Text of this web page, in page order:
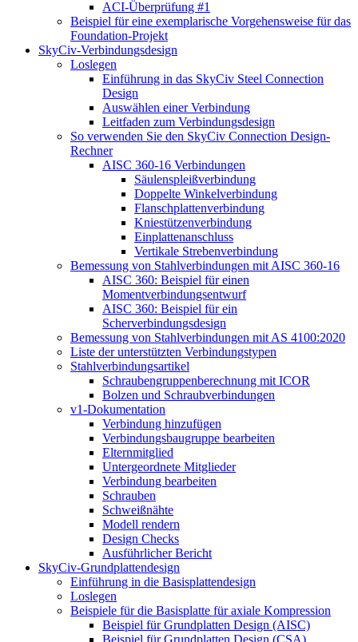
ACI-Überprüfung #1
Beispiel für eine exemplarische Vorgehensweise für das
Foundation-Projekt
SkyCiv-Verbindungsdesign
Loslegen
Einführung in das SkyCiv Steel Connection
Design
Auswählen einer Verbindung
Leitfaden zum Verbindungsdesign
So verwenden Sie den SkyCiv Connection Design-
Rechner
AISC 360-16 Verbindungen
Säulenspleißverbindung
Doppelte Winkelverbindung
Flanschplattenverbindung
Kniestützenverbindung
Einplattenanschluss
Vertikale Strebenverbindung
Bemessung von Stahlverbindungen mit AISC 360-16
AISC 360: Beispiel für einen
Momentverbindungsentwurf
AISC 360: Beispiel für ein
Scherverbindungsdesign
Bemessung von Stahlverbindungen mit AS 4100:2020
Liste der unterstützten Verbindungstypen
Stahlverbindungsartikel
Schraubengruppenberechnung mit ICOR
Bolzen und Schraubverbindungen
v1-Dokumentation
Verbindung hinzufügen
Verbindungsbaugruppe bearbeiten
Elternmitglied
Untergeordnete Mitglieder
Verbindung bearbeiten
Schrauben
Schweißnähte
Modell rendern
Design Checks
Ausführlicher Bericht
SkyCiv-Grundplattendesign
Einführung in die Basisplattendesign
Loslegen
Beispiele für die Basisplatte für axiale Kompression
Beispiel für Grundplatten Design (AISC)